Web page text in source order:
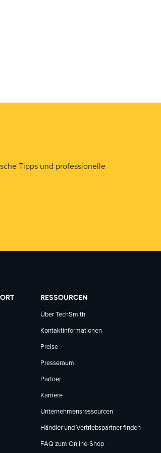
Tipps und professionelle
RESSOURCEN
Über TechSmith
Kontaktinformationen
Preise
Presseraum
Partner
Karriere
Unternehmensressourcen
Händler und Vertriebspartner finden
FAQ zum Online-Shop